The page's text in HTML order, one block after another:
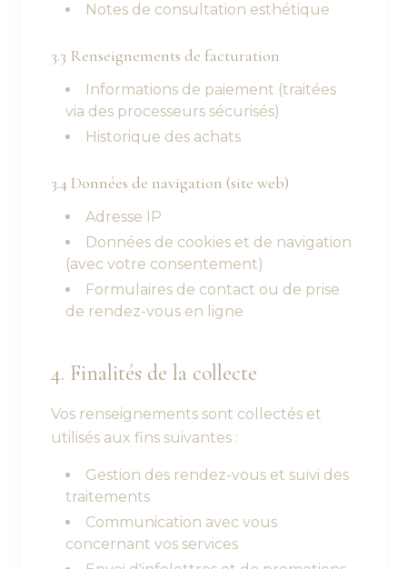
Notes de consultation esthétique
3.3 Renseignements de facturation
Informations de paiement (traitées
via des processeurs sécurisés)
Historique des achats
3.4 Données de navigation (site web)
Adresse IP
Données de cookies et de navigation
(avec votre consentement)
Formulaires de contact ou de prise
de rendez-vous en ligne
4. Finalités de la collecte
Vos renseignements sont collectés et
utilisés aux fins suivantes :
Gestion des rendez-vous et suivi des
traitements
Communication avec vous
concernant vos services